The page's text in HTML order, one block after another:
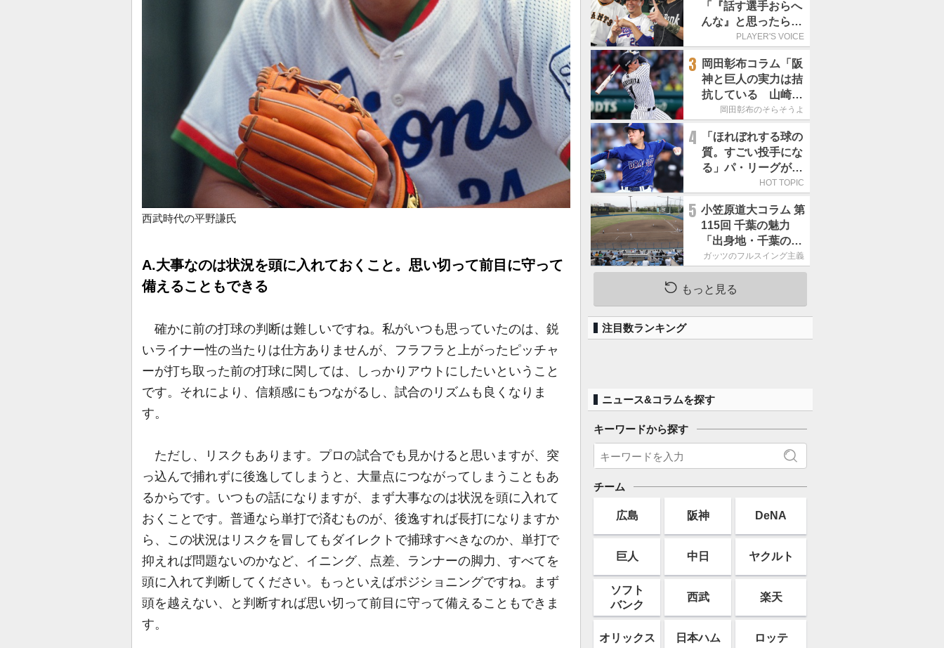
西武時代の平野謙氏
A.大事なのは状況を頭に入れておくこと。思い切って前目に守って
備えることもできる
確かに前の打球の判断は難しいですね。私がいつも思っていたのは、鋭
いライナー性の当たりは仕方ありませんが、フラフラと上がったピッチャ
ーが打ち取った前の打球に関しては、しっかりアウトにしたいということ
です。それにより、信頼感にもつながるし、試合のリズムも良くなりま
す。
ただし、リスクもあります。プロの試合でも見かけると思いますが、突
っ込んで捕れずに後逸してしまうと、大量点につながってしまうこともあ
るからです。いつもの話になりますが、まず大事なのは状況を頭に入れて
おくことです。普通なら単打で済むものが、後逸すれば長打になりますか
ら、この状況はリスクを冒してもダイレクトで捕球すべきなのか、単打で
抑えれば問題ないのかなど、イニング、点差、ランナーの脚力、すべてを
頭に入れて判断してください。もっといえばポジショニングですね。まず
頭を越えない、と判断すれば思い切って前目に守って備えることもできま
す。
「『話す選手おらへ
んな』と思ったら坂
本勇人が来た！」／
PLAYER'S VOICE
3
岡田彰布コラム「阪
神と巨人の実力は拮
抗している 山崎、
小笠原の存在は大き
岡田彰布のそらそうよ
4
「ほれぼれする球の
質。すごい投手にな
る」パ・リーグが驚
いた「中日の左腕」
HOT TOPIC
5 小笠原道大コラム 第
115回 千葉の魅力
「出身地・千葉の話
の続き。昔から野球
熱の高い土地柄で
す」
ガッツのフルスイング主義
もっと見る
注目数ランキング
ニュース&コラムを探す
キーワードから探す
チーム
広島 阪神 DeNA
巨人 中日 ヤクルト
ソフト
バンク
西武 楽天
オリックス 日本ハム ロッテ